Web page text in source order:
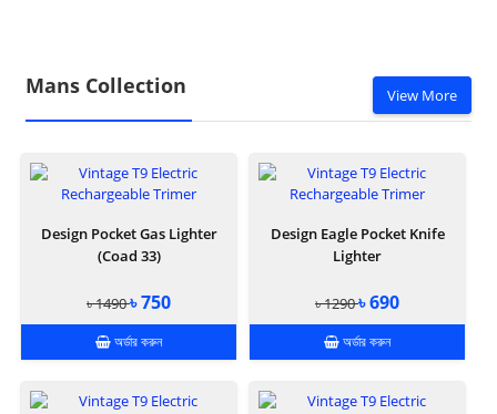
Mans Collection View More
Design Pocket Gas Lighter
(Coad 33)
৳ 1490৳ 750
অর্ডার করুন
Design Eagle Pocket Knife
Lighter
৳ 1290৳ 690
অর্ডার করুন